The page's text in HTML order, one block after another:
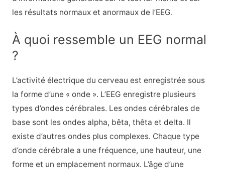
les résultats normaux et anormaux de l’EEG.
À quoi ressemble un EEG normal
?
L’activité électrique du cerveau est enregistrée sous
la forme d’une « onde ». L’EEG enregistre plusieurs
types d’ondes cérébrales. Les ondes cérébrales de
base sont les ondes alpha, bêta, thêta et delta. Il
existe d’autres ondes plus complexes. Chaque type
d’onde cérébrale a une fréquence, une hauteur, une
forme et un emplacement normaux. L’âge d’une